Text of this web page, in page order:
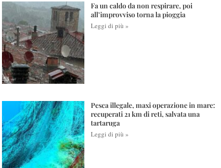
Fa un caldo da non respirare, poi
all’improvviso torna la pioggia
Leggi di più »
Pesca illegale, maxi operazione in mare:
recuperati 21 km di reti, salvata una
tartaruga
Leggi di più »